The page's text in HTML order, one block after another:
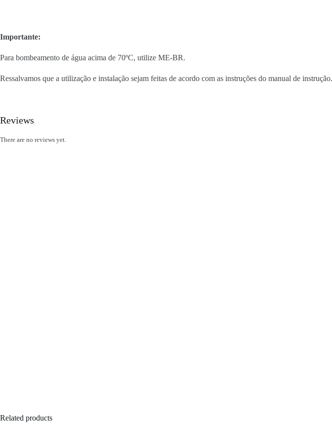
Importante:
Para bombeamento de água acima de 70ºC, utilize ME-BR.
Ressalvamos que a utilização e instalação sejam feitas de acordo com as instruções do manual de
Reviews
There are no reviews yet.
Related products